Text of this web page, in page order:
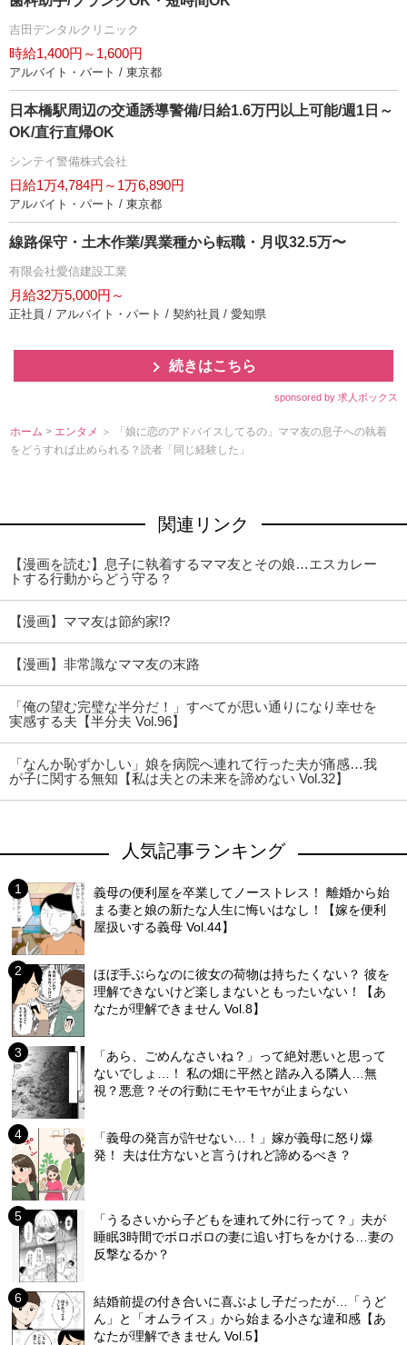
吉田デンタルクリニック
時給1,400円～1,600円
アルバイト・パート / 東京都
日本橋駅周辺の交通誘導警備/日給1.6万円以上可能/週1日～
OK/直行直帰OK
シンテイ警備株式会社
日給1万4,784円～1万6,890円
アルバイト・パート / 東京都
線路保守・土木作業/異業種から転職・月収32.5万〜
有限会社愛信建設工業
月給32万5,000円～
正社員 / アルバイト・パート / 契約社員 / 愛知県
続きはこちら
sponsored by 求人ボックス
ホーム > エンタメ ＞ 「娘に恋のアドバイスしてるの」ママ友の息子への執着
をどうすれば止められる？読者「同じ経験した」
関連リンク
【漫画を読む】息子に執着するママ友とその娘…エスカレー
トする行動からどう守る？
【漫画】ママ友は節約家!?
【漫画】非常識なママ友の末路
「俺の望む完璧な半分だ！」すべてが思い通りになり幸せを
実感する夫【半分夫 Vol.96】
「なんか恥ずかしい」娘を病院へ連れて行った夫が痛感…我
が子に関する無知【私は夫との未来を諦めない Vol.32】
人気記事ランキング
義母の便利屋を卒業してノーストレス！ 離婚から始
まる妻と娘の新たな人生に悔いはなし！【嫁を便利
屋扱いする義母 Vol.44】
ほぼ手ぶらなのに彼女の荷物は持ちたくない？ 彼を
理解できないけど楽しまないともったいない！【あ
なたが理解できません Vol.8】
「あら、ごめんなさいね？」って絶対悪いと思って
ないでしょ…！ 私の畑に平然と踏み入る隣人…無
視？悪意？その行動にモヤモヤが止まらない
「義母の発言が許せない…！」嫁が義母に怒り爆
発！ 夫は仕方ないと言うけれど諦めるべき？
「うるさいから子どもを連れて外に行って？」夫が
睡眠3時間でボロボロの妻に追い打ちをかける…妻の
反撃なるか？
結婚前提の付き合いに喜ぶよし子だったが…「うど
ん」と「オムライス」から始まる小さな違和感【あ
なたが理解できません Vol.5】